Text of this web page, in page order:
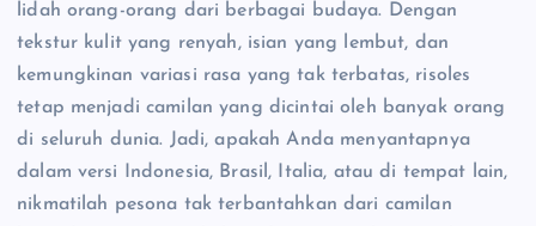
lidah orang-orang dari berbagai budaya. Dengan
tekstur kulit yang renyah, isian yang lembut, dan
kemungkinan variasi rasa yang tak terbatas, risoles
tetap menjadi camilan yang dicintai oleh banyak orang
di seluruh dunia. Jadi, apakah Anda menyantapnya
dalam versi Indonesia, Brasil, Italia, atau di tempat lain,
nikmatilah pesona tak terbantahkan dari camilan